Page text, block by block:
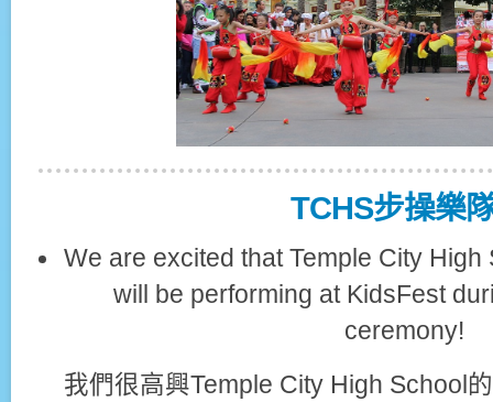
TCHS步操樂
We are excited that Temple City
will be performing at KidsFest
ceremony!
我們很高興Temple City High School